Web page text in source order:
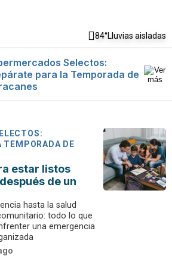
84°Lluvias aisladas
Selectos:
para la Temporada de
TEMPORADA DE
estar listos
de un
hasta la salud
todo lo que
una emergencia